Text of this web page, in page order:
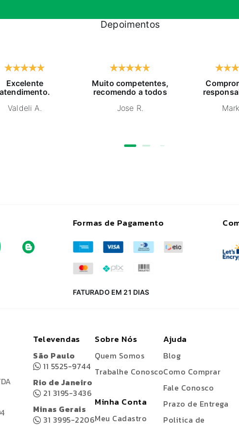
Depoimentos
Excelente
atendimento.
Valdeli A.
Muito competentes,
recomendo a todos
Jose R.
Formas de Pagamento
FATURADO EM 21 DIAS
Televendas
São Paulo
11 5525-9744
Rio de Janeiro
21 3195-3436
Minas Gerais
31 3995-2206
Sobre Nós
Quem Somos
Trabalhe Conosco
Minha Conta
Meu Cadastro
Ajuda
Blog
Como Comprar
Fale Conosco
Prazo de Entrega
Politica de